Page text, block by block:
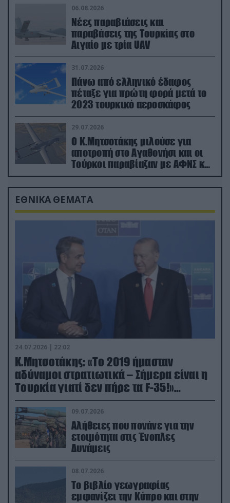
06.08.2026
Νέες παραβιάσεις και
παραβάσεις της Τουρκίας στο
Αιγαίο με τρία UAV
31.07.2026
Πάνω από ελληνικό έδαφος
πέταξε για πρώτη φορά μετά το
2023 τουρκικό αεροσκάφος
29.07.2026
Ο Κ.Μητσοτάκης μιλούσε για
αποτροπή στο Αγαθονήσι και οι
Τούρκοι παραβίαζαν με ΑΦΝΣ και
drone
ΕΘΝΙΚΑ ΘΕΜΑΤΑ
24.07.2026 | 22:02
Κ.Μητσοτάκης: «Το 2019 ήμασταν
αδύναμοι στρατιωτικά – Σήμερα είναι η
Τουρκία γιατί δεν πήρε τα F-35!»
(βίντεο)
09.07.2026
Αλήθειες που πονάνε για την
ετοιμότητα στις Ένοπλες
Δυνάμεις
08.07.2026
Το βιβλίο γεωγραφίας
εμφανίζει την Κύπρο και στην